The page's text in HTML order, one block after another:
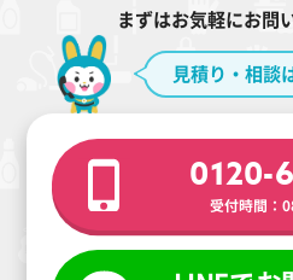
まずはお気軽にお問
見積り・相談
0120-
受付時間：